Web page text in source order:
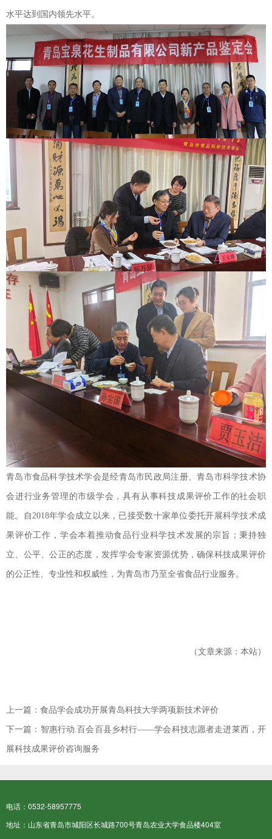
水平达到国内领先水平。
青岛市食品科学技术学会是经青岛市民政局注册、青岛市科学技术协
会进行业务管理的市级学会，具有从事科技成果评价工作的社会职
能。自2018年学会成立以来，已接受数十家单位委托开展科学技术成
果评价工作，学会本着推动食品行业科学技术发展的宗旨；秉持独
立、公平、公正的态度，发挥学会专家资源优势，确保科技成果评价
的公正性、专业性和权威性，为青岛市乃至全省食品行业服务。
（文章来源：本站）
上一篇： 食品学会成功开展青岛科技大学两项新技术评价
下一篇： 智惠行动.百会百县乡村行——学会科技志愿者走进莱西，开
展科技成果评价咨询服务
电话：0532-58957775
地址：山东省青岛市城阳区长城路700号青岛农业大学食品楼404室